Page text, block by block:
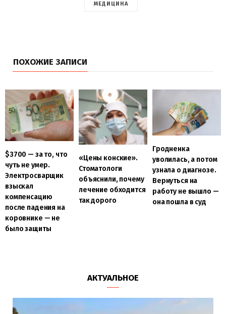
МЕДИЦИНА
ПОХОЖИЕ ЗАПИСИ
$3700 — за то, что
чуть не умер.
Электросварщик
взыскал
компенсацию
после падения на
коровнике — не
было защиты
«Цены конские».
Стоматологи
объяснили, почему
лечение обходится
так дорого
Гродненка
уволилась, а потом
узнала о диагнозе.
Вернуться на
работу не вышло —
она пошла в суд
АКТУАЛЬНОЕ